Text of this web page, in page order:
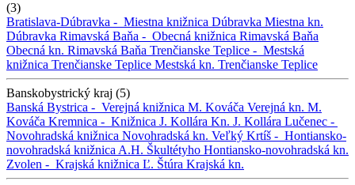
(3)
Bratislava-Dúbravka - Miestna knižnica Dúbravka Miestna kn.
Dúbravka Rimavská Baňa - Obecná knižnica Rimavská Baňa
Obecná kn. Rimavská Baňa Trenčianske Teplice - Mestská
knižnica Trenčianske Teplice Mestská kn. Trenčianske Teplice
Banskobystrický kraj (5)
Banská Bystrica - Verejná knižnica M. Kováča Verejná kn. M.
Kováča Kremnica - Knižnica J. Kollára Kn. J. Kollára Lučenec -
Novohradská knižnica Novohradská kn. Veľký Krtíš - Hontiansko-
novohradská knižnica A.H. Škultétyho Hontiansko-novohradská kn.
Zvolen - Krajská knižnica Ľ. Štúra Krajská kn.